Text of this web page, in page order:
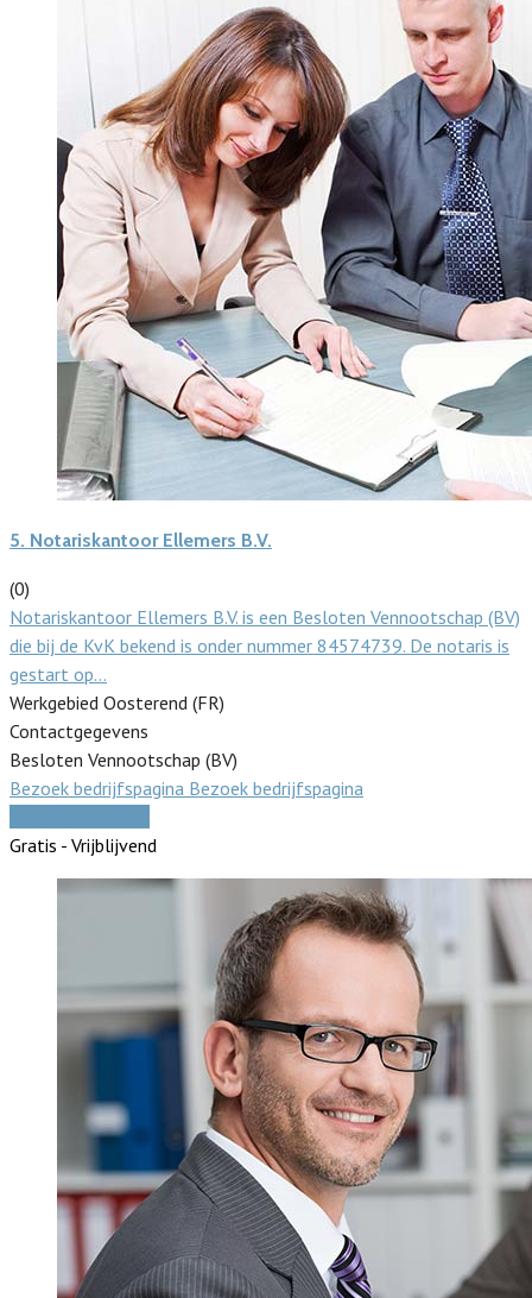
5. Notariskantoor Ellemers B.V.
(0)
Notariskantoor Ellemers B.V. is een Besloten Vennootschap (BV)
die bij de KvK bekend is onder nummer 84574739. De notaris is
gestart op…
Werkgebied Oosterend (FR)
Contactgegevens
Besloten Vennootschap (BV)
Bezoek bedrijfspagina Bezoek bedrijfspagina
Gratis - Vrijblijvend